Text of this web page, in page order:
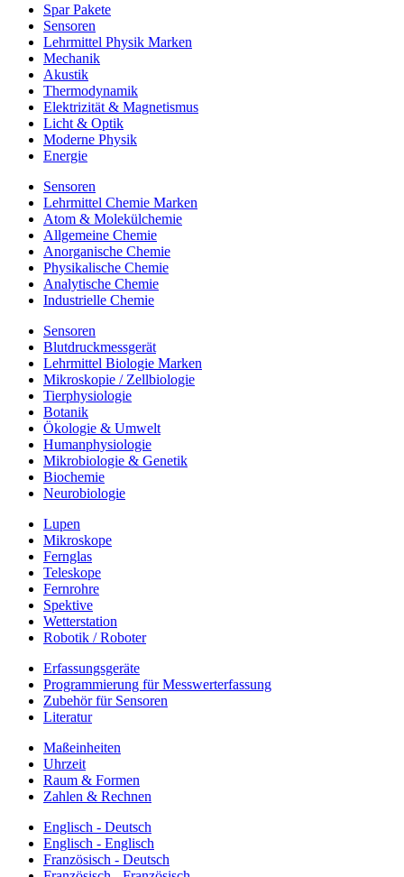
Spar Pakete
Sensoren
Lehrmittel Physik Marken
Mechanik
Akustik
Thermodynamik
Elektrizität & Magnetismus
Licht & Optik
Moderne Physik
Energie
Sensoren
Lehrmittel Chemie Marken
Atom & Molekülchemie
Allgemeine Chemie
Anorganische Chemie
Physikalische Chemie
Analytische Chemie
Industrielle Chemie
Sensoren
Blutdruckmessgerät
Lehrmittel Biologie Marken
Mikroskopie / Zellbiologie
Tierphysiologie
Botanik
Ökologie & Umwelt
Humanphysiologie
Mikrobiologie & Genetik
Biochemie
Neurobiologie
Lupen
Mikroskope
Fernglas
Teleskope
Fernrohre
Spektive
Wetterstation
Robotik / Roboter
Erfassungsgeräte
Programmierung für Messwerterfassung
Zubehör für Sensoren
Literatur
Maßeinheiten
Uhrzeit
Raum & Formen
Zahlen & Rechnen
Englisch - Deutsch
Englisch - Englisch
Französisch - Deutsch